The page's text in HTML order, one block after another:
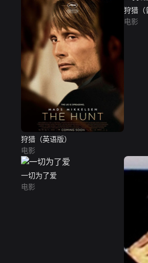
狩猎（英语版）
电影
狩猎（
电影
一切为了爱
电影